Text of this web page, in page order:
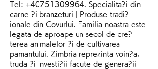
Tel: +40751309964. Specialita?i din
carne ?i branzeturi | Produse tradi?
ionale din Covurlui. Familia noastra este
legata de aproape un secol de cre?
terea animalelor ?i de cultivarea
pamantului. Zimbria reprezinta voin?a,
truda ?i investi?ii facute de genera?ii